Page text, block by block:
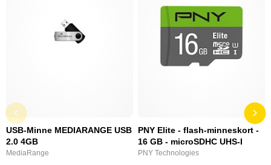
USB-Minne MEDIARANGE USB
2.0 4GB
MediaRange
PNY Elite - flash-minneskort -
16 GB - microSDHC UHS-I
PNY Technologies